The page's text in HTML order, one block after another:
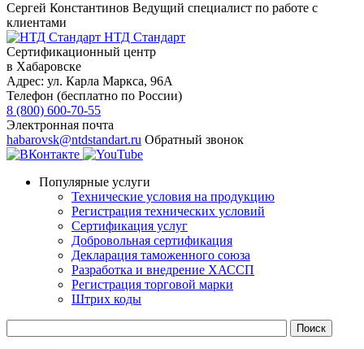
Сергей Константинов Ведущий специалист по работе с
клиентами
НТД Стандарт
Сертификационный центр
в Хабаровске
Адрес: ул. Карла Маркса, 96А
Телефон (бесплатно по России)
8 (800) 600-70-55
Электронная почта
habarovsk@ntdstandart.ru Обратный звонок
Популярные услуги
Технические условия на продукцию
Регистрация технических условий
Сертификация услуг
Добровольная сертификация
Декларация таможенного союза
Разработка и внедрение ХАССП
Регистрация торговой марки
Штрих коды